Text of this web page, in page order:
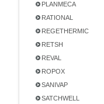
PLANMECA
RATIONAL
REGETHERMIC
RETSH
REVAL
ROPOX
SANIVAP
SATCHWELL